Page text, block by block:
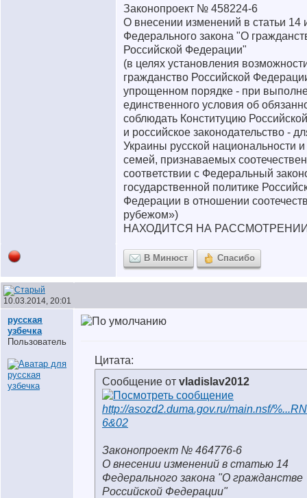
Законопроект № 458224-6
О внесении изменений в статьи 14
Федерального закона "О
Российской Федерации"
(в целях установления
гражданство Российской
упрощенном порядке - при
единственного условия об
соблюдать Конституцию
и российское законодательство -
Украины русской национальности
семей, признаваемых
соответствии с Федеральный
государственной политике
Федерации в отношении
рубежом»)
НАХОДИТСЯ НА
В Минюст Спасибо
10.03.2014, 20:01
русская
узбечка
Пользователь
Цитата:
Сообщение от vladislav2012
http://asozd2.duma.gov.ru/main.nsf/
6&02
Законопроект № 464776-6
О внесении изменений в статью 14
Федерального закона "О гражданстве
Российской Федерации"